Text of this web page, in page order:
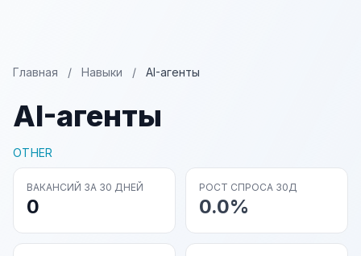
Главная / Навыки / AI-агенты
AI-агенты
OTHER
ВАКАНСИЙ ЗА 30 ДНЕЙ
0
РОСТ СПРОСА 30Д
0.0%